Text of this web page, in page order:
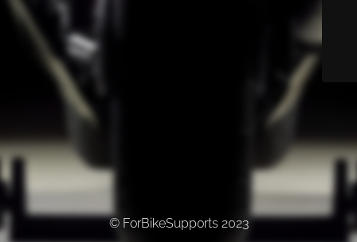
© ForBikeSupports 2023